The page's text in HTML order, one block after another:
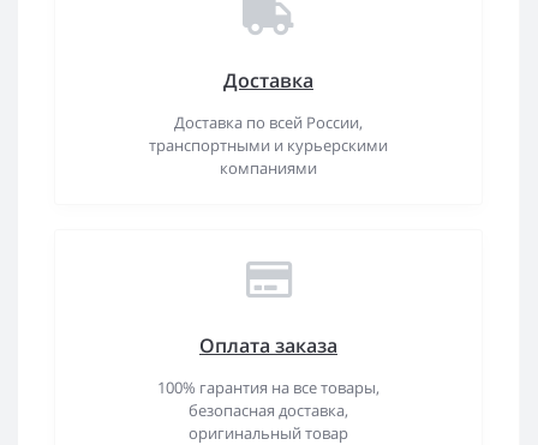
Доставка
Доставка по всей России,
транспортными и курьерскими
компаниями
Оплата заказа
100% гарантия на все товары,
безопасная доставка,
оригинальный товар